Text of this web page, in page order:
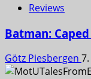
Reviews
Batman:
Götz Piesbergen